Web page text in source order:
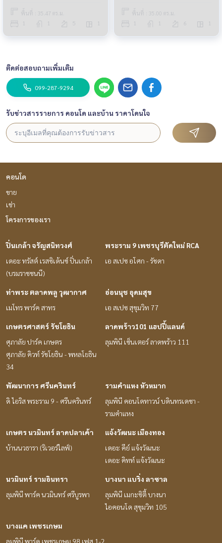
พื้นที่ : 35.47 ตร.ม.
1 1 5 1
พื้นที่ : 35.00 ตร.ม.
1 1 6 1
ติดต่อสอบถามเพิ่มเติม
099-287-9294
รับข่าวสารรายการ คอนโด และบ้าน ราคาโดนใจ
คอนโด
ขาย
เช่า
โครงการของเรา
ปิ่นเกล้า จรัญสนิทวงศ์
เดอะ ทรัสต์ เรสซิเด้นซ์ ปิ่นเกล้า
(บรมราชชนนี)
พระราม 9 เพชรบุรีตัดใหม่ RCA
เอ สเปซ อโศก - รัชดา
ท่าพระ ตลาดพลู วุฒากาศ
เมโทร พาร์ค สาทร
อ่อนนุช อุดมสุข
เอ สเปซ สุขุมวิท 77
เกษตรศาสตร์ รัชโยธิน
ศุภาลัย ปาร์ค เกษตร
ศุภาลัย คิวท์ รัชโยธิน - พหลโยธิน
34
ลาดพร้าว101 แฮปปี้แลนด์
ลุมพินี เซ็นเตอร์ ลาดพร้าว 111
พัฒนาการ ศรีนครินทร์
ดิ ไอริส พระราม 9 - ศรีนครินทร์
รามคำแหง หัวหมาก
ลุมพินี คอนโดทาวน์ บดินทรเดชา -
รามคำแหง
เกษตร นวมินทร์ ลาดปลาเค้า
บ้านนวธารา (ริเวอร์ไลฟ์)
แจ้งวัฒนะ เมืองทอง
เดอะ คีย์ แจ้งวัฒนะ
เดอะ คิทท์ แจ้งวัฒนะ
นวมินทร์ รามอินทรา
ลุมพินี พาร์ค นวมินทร์ ศรีบูรพา
บางนา แบริ่ง ลาซาล
ลุมพินี เมกะซิตี้ บางนา
ไอคอนโด สุขุมวิท 105
บางแค เพชรเกษม
ลุมพินี พาร์ค เพชรเกษม 98 เฟส 1-2